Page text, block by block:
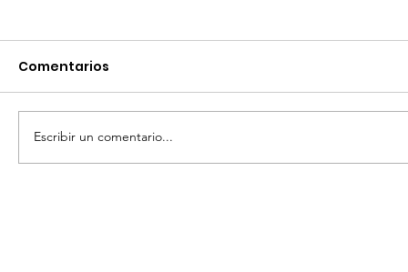
Comentarios
Escribir un comentario...